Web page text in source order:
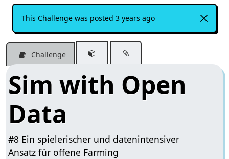
This Challenge was posted 3 years ago
Challenge
Sim with Open
Data
#8 Ein spielerischer und datenintensiver
Ansatz für offene Farming